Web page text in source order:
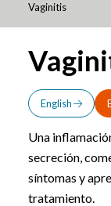
Vaginitis
English
Una
secreción,
síntomas y
tratamiento.